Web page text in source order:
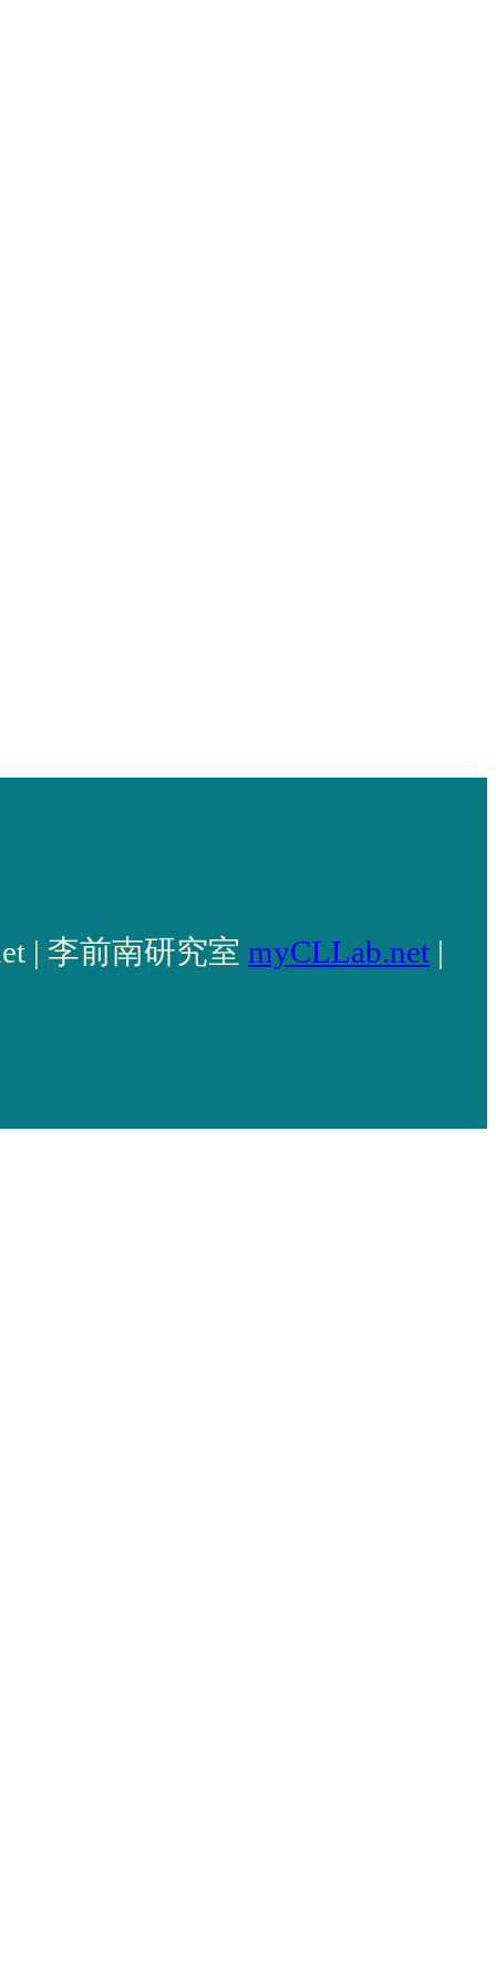
| 李前南研究室 myCLLab.net |